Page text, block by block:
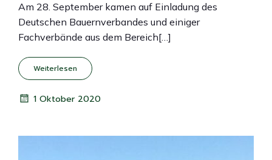
Am 28. September kamen auf Einladung des
Deutschen Bauernverbandes und einiger
Fachverbände aus dem Bereich[…]
Weiterlesen
1 Oktober 2020